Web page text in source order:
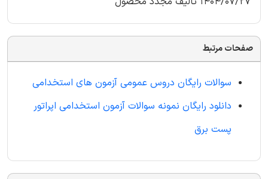
صفحات مرتبط
سوالات رایگان دروس عمومی آزمون های استخدامی
دانلود رایگان نمونه سوالات آزمون استخدامی اپراتور
پست برق